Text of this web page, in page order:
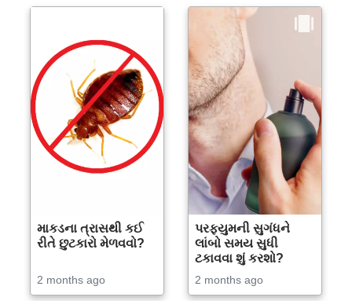
માકડના ત્રાસથી કઈ
રીતે છુટકારો મેળવવો?
2 months ago
પરફ્યુમની સુગંધને
લાંબો સમય સુધી
ટકાવવા શું કરશો?
2 months ago